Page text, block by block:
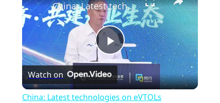
Play
Video
China: Latest technologies on eVTOLs showcased at 2026 International Advanced Air Mobility Expo.
Watch on
China: Latest technologies on eVTOLs